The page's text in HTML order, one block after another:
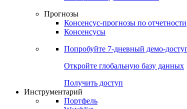
Виджет:
Портфели индексов Cbonds
Прогнозы
Консенсус-прогнозы по отчетности
Консенсусы
Попробуйте7-дневный
Откройте глобальную базу данных